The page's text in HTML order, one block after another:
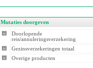
Mutaties doorgeven
Doorlopende
reis/annuleringsverzekering
Gezinsverzekeringen totaal
Overige producten